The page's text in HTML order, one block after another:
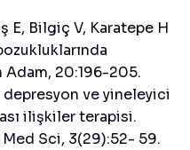
E, Bilgiç V, Karatepe H
20:196-205.
ve yineleyici
ilişkiler terapisi.
Sci, 3(29):52- 59.